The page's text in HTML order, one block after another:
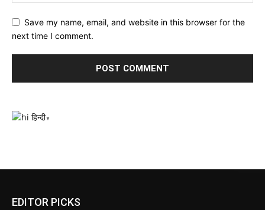
Save my name, email, and website in this browser for the
next time I comment.
हिन्दी▼
EDITOR PICKS